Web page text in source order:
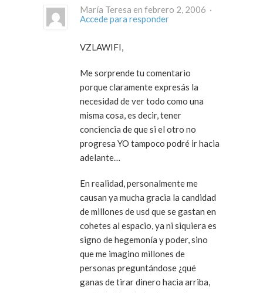
María Teresa en febrero 2, 2006 ·
Accede para responder
VZLAWIFI,
Me sorprende tu comentario
porque claramente expresás la
necesidad de ver todo como una
misma cosa, es decir, tener
conciencia de que si el otro no
progresa YO tampoco podré ir hacia
adelante…
En realidad, personalmente me
causan ya mucha gracia la candidad
de millones de usd que se gastan en
cohetes al espacio, ya ni siquiera es
signo de hegemonía y poder, sino
que me imagino millones de
personas preguntándose ¿qué
ganas de tirar dinero hacia arriba,